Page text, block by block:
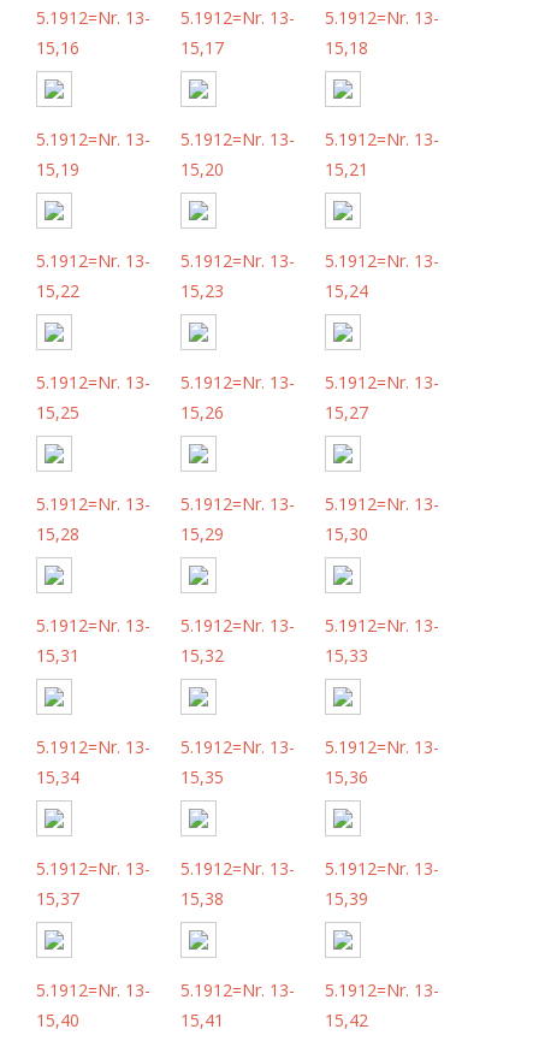
5.1912=Nr. 13-
15,16
5.1912=Nr. 13-
15,17
5.1912=Nr. 13-
15,18
5.1912=Nr. 13-
15,19
5.1912=Nr. 13-
15,20
5.1912=Nr. 13-
15,21
5.1912=Nr. 13-
15,22
5.1912=Nr. 13-
15,23
5.1912=Nr. 13-
15,24
5.1912=Nr. 13-
15,25
5.1912=Nr. 13-
15,26
5.1912=Nr. 13-
15,27
5.1912=Nr. 13-
15,28
5.1912=Nr. 13-
15,29
5.1912=Nr. 13-
15,30
5.1912=Nr. 13-
15,31
5.1912=Nr. 13-
15,32
5.1912=Nr. 13-
15,33
5.1912=Nr. 13-
15,34
5.1912=Nr. 13-
15,35
5.1912=Nr. 13-
15,36
5.1912=Nr. 13-
15,37
5.1912=Nr. 13-
15,38
5.1912=Nr. 13-
15,39
5.1912=Nr. 13-
15,40
5.1912=Nr. 13-
15,41
5.1912=Nr. 13-
15,42